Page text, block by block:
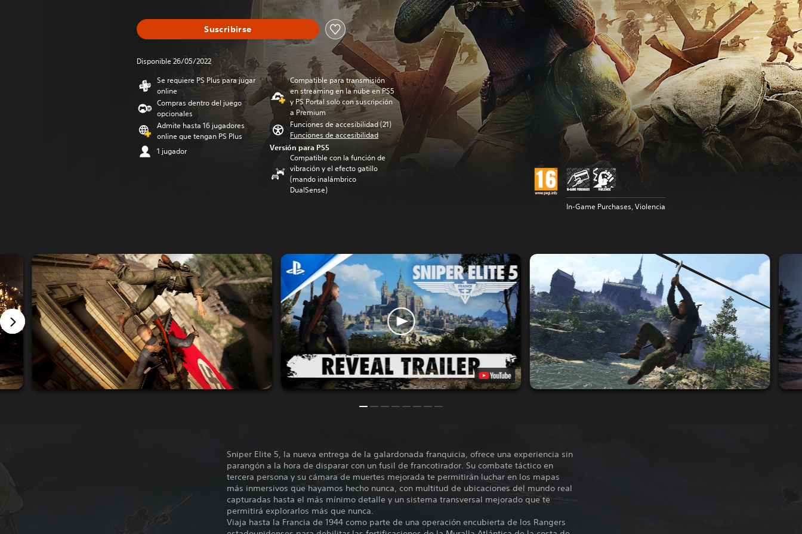
Suscribirse
Disponible 26/05/2022
Se requiere PS Plus para jugar
online
Compras dentro del juego
opcionales
Admite hasta 16 jugadores
online que tengan PS Plus
1 jugador
Compatible para transmisión
en streaming en la nube en PS5
y PS Portal solo con suscripción
a Premium
Funciones de accesibilidad (21)
Funciones de accesibilidad
Versión para PS5
Compatible con la función de
vibración y el efecto gatillo
(mando inalámbrico
DualSense)
In-Game Purchases, Violencia
Sniper Elite 5, la nueva entrega de la galardonada franquicia, ofrece una experiencia sin
parangón a la hora de disparar con un fusil de francotirador. Su combate táctico en
tercera persona y su cámara de muertes mejorada te permitirán luchar en los mapas
más inmersivos que hayamos hecho nunca, con multitud de ubicaciones del mundo real
capturadas hasta el más mínimo detalle y un sistema transversal mejorado que te
permitirá explorarlos más que nunca.
Viaja hasta la Francia de 1944 como parte de una operación encubierta de los Rangers